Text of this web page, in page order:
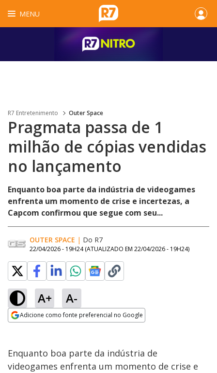
MENU
R7 Entretenimento Outer Space
Pragmata passa de 1
milhão de cópias vendidas
no lançamento
Enquanto boa parte da indústria de videogames
enfrenta um momento de crise e incertezas, a
Capcom confirmou que segue com seu...
OUTER SPACE | Do R7
22/04/2026 - 19H24 (ATUALIZADO EM 22/04/2026 - 19H24)
A+ A-
Adicione como fonte preferencial no Google
Enquanto boa parte da indústria de
videogames enfrenta um momento de crise e